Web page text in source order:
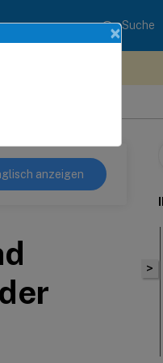
Suche
anzeigen
>
×